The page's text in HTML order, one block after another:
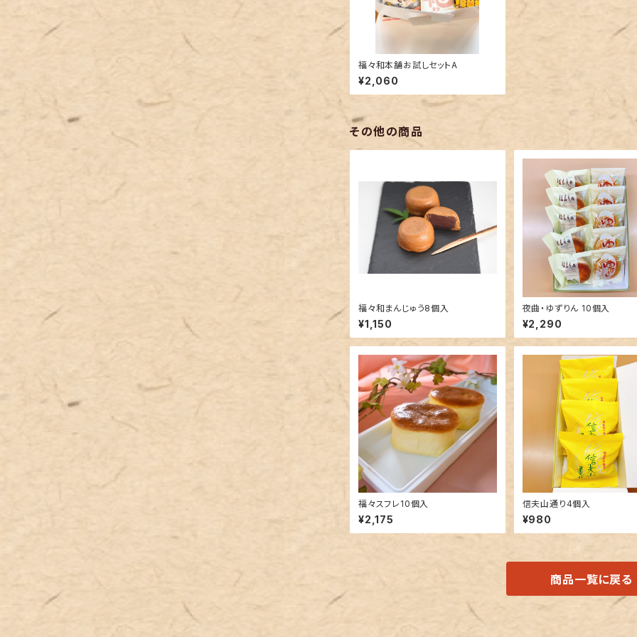
福々和本舗お試しセットA
¥2,060
その他の商品
福々和まんじゅう8個入
¥1,150
夜曲・ゆずりん 10個入
¥2,290
福々スフレ10個入
¥2,175
信夫山通り4個入
¥980
商品一覧に戻る